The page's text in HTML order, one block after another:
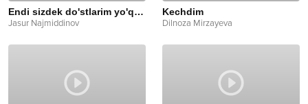
Endi sizdek do'stlarim yo'q deyman
Jasur Najmiddinov
Kechdim
Dilnoza Mirzayeva